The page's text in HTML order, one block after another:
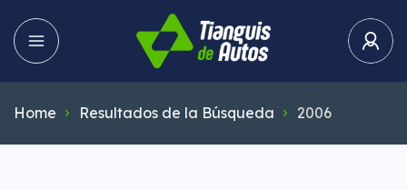
Home Resultados de la Búsqueda 2006